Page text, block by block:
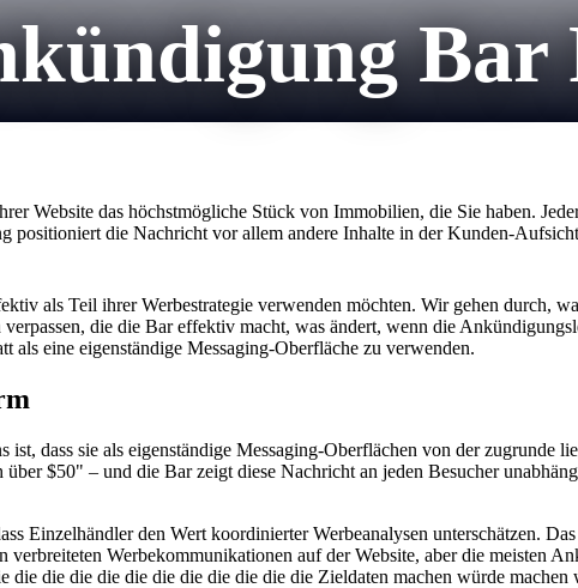
Bar
Website das höchstmögliche Stück von Immobilien, die Sie haben.
positioniert die Nachricht vor allem andere Inhalte in der Kunden-
als Teil ihrer Werbestrategie verwenden möchten. Wir gehen durch,
die die Bar effektiv macht, was ändert, wenn die
eine eigenständige Messaging-Oberfläche zu verwenden.
dass sie als eigenständige Messaging-Oberflächen von der zugrunde
$50" – und die Bar zeigt diese Nachricht an jeden Besucher
Einzelhändler den Wert koordinierter Werbeanalysen unterschätzen.
verbreiteten Werbekommunikationen auf der Website, aber die meisten
die die die die die die die die die die Zieldaten machen würde machen